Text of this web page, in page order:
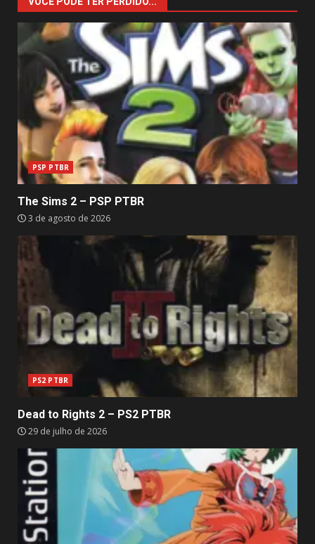
PSP PTBR
The Sims 2 – PSP PTBR
3 de agosto de 2026
PS2 PTBR
Dead to Rights 2 – PS2 PTBR
29 de julho de 2026